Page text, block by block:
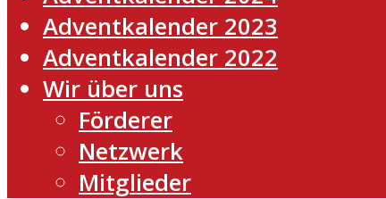
Adventkalender 2023
Adventkalender 2022
Wir über uns
Förderer
Netzwerk
Mitglieder